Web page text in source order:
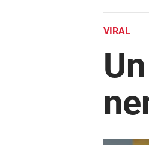
VIRAL